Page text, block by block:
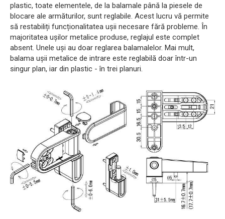
plastic, toate elementele, de la balamale până la piesele de
blocare ale armăturilor, sunt reglabile. Acest lucru vă permite
să restabiliți funcționalitatea ușii necesare fără probleme. În
majoritatea ușilor metalice produse, reglajul este complet
absent. Unele uși au doar reglarea balamalelor. Mai mult,
balama ușii metalice de intrare este reglabilă doar într-un
singur plan, iar din plastic - în trei planuri.